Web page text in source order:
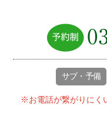
サブ・予備
※お電話が繋がりにく